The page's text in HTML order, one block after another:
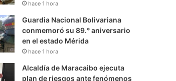
hace 1 hora
Guardia Nacional Bolivariana
conmemoró su 89.° aniversario
en el estado Mérida
hace 1 hora
Alcaldía de Maracaibo ejecuta
plan de riesgos ante fenómenos